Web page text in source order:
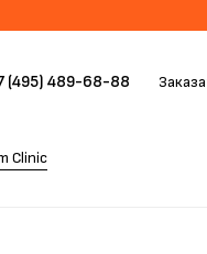
(495) 489-68-88
Clinic